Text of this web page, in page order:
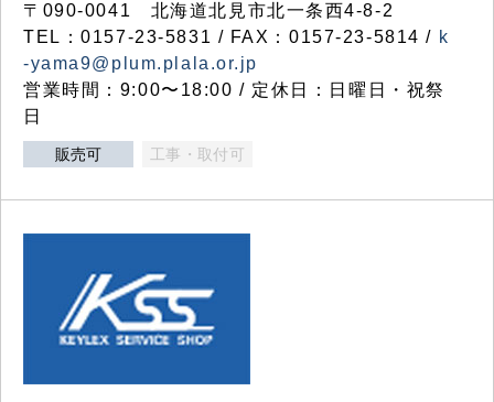
〒090-0041 北海道北見市北一条西4-8-2
TEL：0157-23-5831 / FAX：0157-23-5814 / k
-yama9@plum.plala.or.jp
営業時間：9:00〜18:00 / 定休日：日曜日・祝祭
日
販売可 工事・取付可